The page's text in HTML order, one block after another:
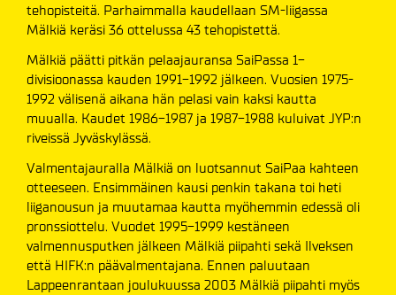
tehopisteitä. Parhaimmalla kaudellaan SM-liigassa
Mälkiä keräsi 36 ottelussa 43 tehopistettä.
Mälkiä päätti pitkän pelaajauransa SaiPassa 1-
divisioonassa kauden 1991-1992 jälkeen. Vuosien 1975-
1992 välisenä aikana hän pelasi vain kaksi kautta
muualla. Kaudet 1986-1987 ja 1987-1988 kuluivat JYP:n
riveissä Jyväskylässä.
Valmentajauralla Mälkiä on luotsannut SaiPaa kahteen
otteeseen. Ensimmäinen kausi penkin takana toi heti
liiganousun ja muutamaa kautta myöhemmin edessä oli
pronssiottelu. Vuodet 1995-1999 kestäneen
valmennusputken jälkeen Mälkiä piipahti sekä Ilveksen
että HIFK:n päävalmentajana. Ennen paluutaan
Lappeenrantaan joulukuussa 2003 Mälkiä piipahti myös